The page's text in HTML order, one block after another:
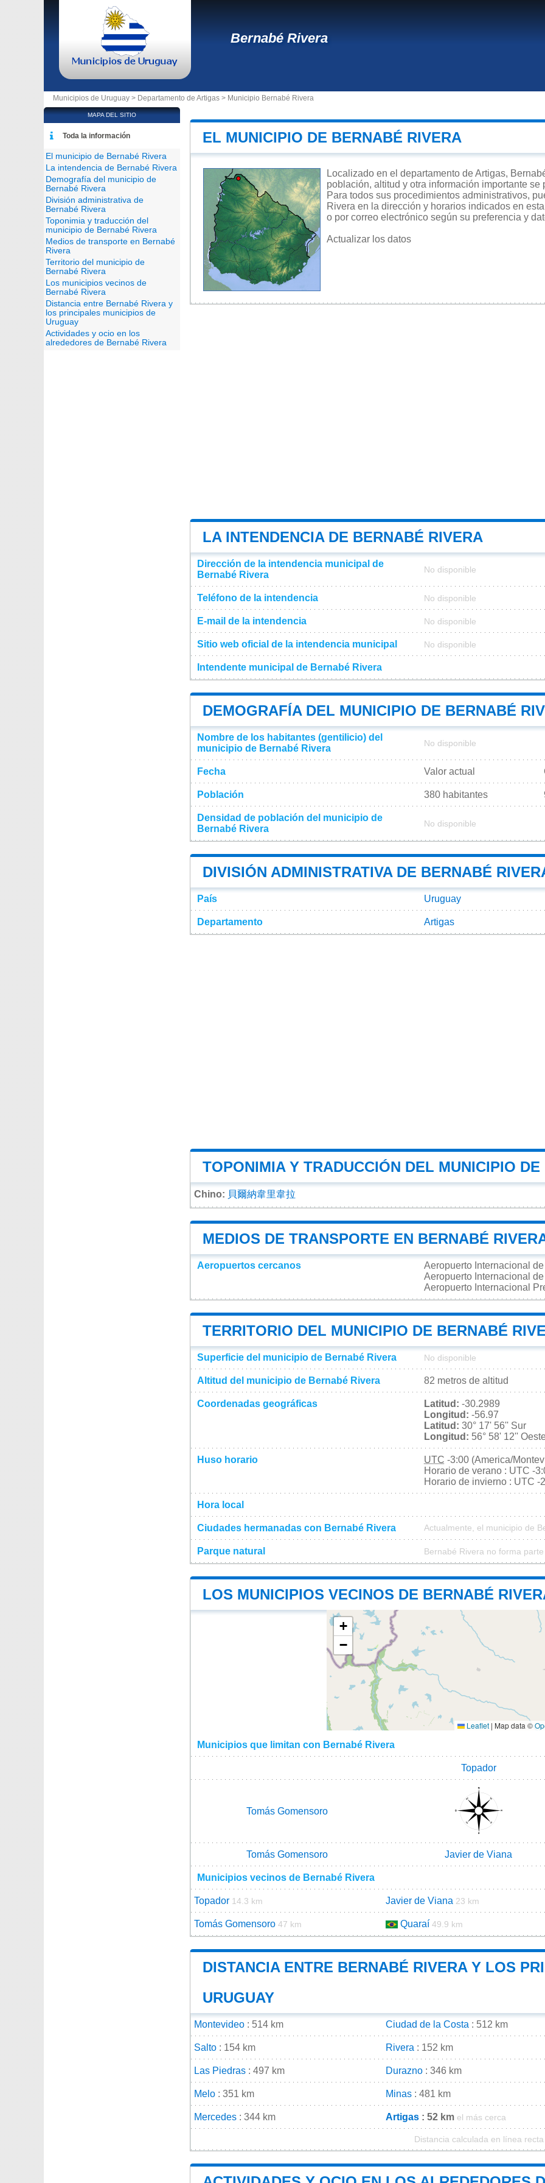
Bernabé Rivera
Municipios de Uruguay > Departamento de Artigas > Municipio Bernabé Rivera
EL MUNICIPIO DE BERNABÉ RIVERA
Localizado en el departamento de Artigas,
población, altitud y otra información importante
Para todos sus procedimientos administrativos,
Rivera en la dirección y horarios indicados en
o por correo electrónico según su preferencia y
Actualizar los datos
LA INTENDENCIA DE BERNABÉ RIVERA
Dirección de la intendencia municipal de
Bernabé Rivera
No disponible
Teléfono de la intendencia No disponible
E-mail de la intendencia No disponible
Sitio web oficial de la intendencia municipal No disponible
Intendente municipal de Bernabé Rivera
DEMOGRAFÍA DEL MUNICIPIO DE BERNABÉ
Nombre de los habitantes (gentilicio) del
municipio de Bernabé Rivera
No disponible
Fecha Valor actual
Población 380 habitantes
Densidad de población del municipio de
Bernabé Rivera
No disponible
DIVISIÓN ADMINISTRATIVA DE BERNABÉ
País Uruguay
Departamento Artigas
TOPONIMIA Y TRADUCCIÓN DEL MUNICIPIO
Chino: 貝爾納韋里韋拉
MEDIOS DE TRANSPORTE EN BERNABÉ
Aeropuertos cercanos
Aeropuerto Internacional
Aeropuerto Internacional
Aeropuerto Internacional
TERRITORIO DEL MUNICIPIO DE BERNABÉ
Superficie del municipio de Bernabé Rivera No disponible
Altitud del municipio de Bernabé Rivera 82 metros de altitud
Coordenadas geográficas Latitud: -30.2989
Longitud: -56.97
Latitud: 30° 17' 56'' Sur
Longitud: 56° 58' 12''
Huso horario UTC -3:00 (America/
Horario de verano : UTC -
Horario de invierno : UTC -
Hora local
Ciudades hermanadas con Bernabé Rivera Actualmente, el municipio de
Parque natural Bernabé Rivera no forma
LOS MUNICIPIOS VECINOS DE BERNABÉ
+
−
Leaflet | Map data ©
Municipios que limitan con Bernabé Rivera
Topador
Tomás Gomensoro
Tomás Gomensoro Javier de Viana
Municipios vecinos de Bernabé Rivera
Topador 14.3 km Javier de Viana 23 km
Tomás Gomensoro 47 km Quaraí 49.9 km
DISTANCIA ENTRE BERNABÉ RIVERA Y LOS
URUGUAY
Montevideo : 514 km Ciudad de la Costa : 512 km
Salto : 154 km Rivera : 152 km
Las Piedras : 497 km Durazno : 346 km
Melo : 351 km Minas : 481 km
Mercedes : 344 km Artigas : 52 km el más cerca
Distancia calculada en línea recta
MAPA DEL SITIO
Toda la información
El municipio de Bernabé Rivera
La intendencia de Bernabé Rivera
Demografía del municipio de
Bernabé Rivera
División administrativa de
Bernabé Rivera
Toponimia y traducción del
municipio de Bernabé Rivera
Medios de transporte en Bernabé
Rivera
Territorio del municipio de
Bernabé Rivera
Los municipios vecinos de
Bernabé Rivera
Distancia entre Bernabé Rivera y
los principales municipios de
Uruguay
Actividades y ocio en los
alrededores de Bernabé Rivera